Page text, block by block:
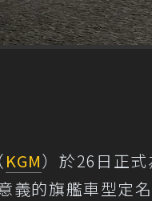
KGM）於26日正
義的旗艦車型定